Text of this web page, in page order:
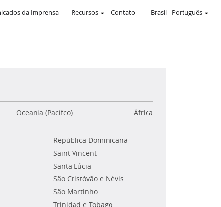
da Imprensa Recursos Contato Brasil- Português
Oceania (Pacífco) África
República Dominicana
Saint Vincent
Santa Lúcia
São Cristóvão e Névis
São Martinho
Trinidad e Tobago